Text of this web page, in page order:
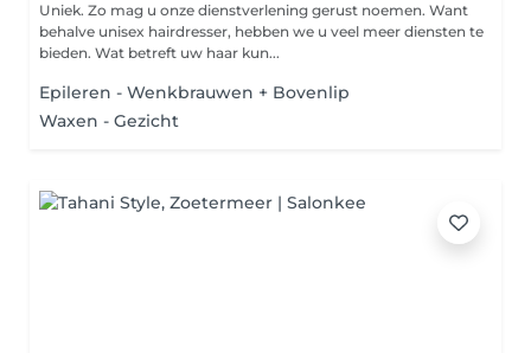
Uniek. Zo mag u onze dienstverlening gerust noemen. Want
behalve unisex hairdresser, hebben we u veel meer diensten te
bieden. Wat betreft uw haar kun...
Epileren - Wenkbrauwen + Bovenlip
Waxen - Gezicht